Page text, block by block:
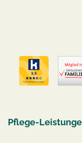
Pflege-